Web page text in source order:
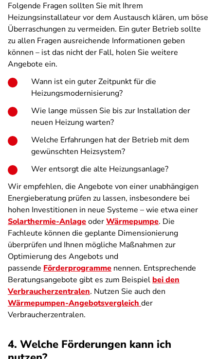
Folgende Fragen sollten Sie mit Ihrem
Heizungsinstallateur vor dem Austausch klären, um böse
Überraschungen zu vermeiden. Ein guter Betrieb sollte
zu allen Fragen ausreichende Informationen geben
können – ist das nicht der Fall, holen Sie weitere
Angebote ein.
Wann ist ein guter Zeitpunkt für die
Heizungsmodernisierung?
Wie lange müssen Sie bis zur Installation der
neuen Heizung warten?
Welche Erfahrungen hat der Betrieb mit dem
gewünschten Heizsystem?
Wer entsorgt die alte Heizungsanlage?
Wir empfehlen, die Angebote von einer unabhängigen
Energieberatung prüfen zu lassen, insbesondere bei
hohen Investitionen in neue Systeme – wie etwa einer
Solarthermie-AnlageoderWärmepumpe. Die
Fachleute können die geplante Dimensionierung
überprüfen und Ihnen mögliche Maßnahmen zur
Optimierung des Angebots und
passende Förderprogramme nennen. Entsprechende
Beratungsangebote gibt es zum Beispiel bei den
Verbraucherzentralen. Nutzen Sie auch den
Wärmepumpen-Angebotsvergleich der
Verbraucherzentralen.
4. Welche Förderungen kann ich